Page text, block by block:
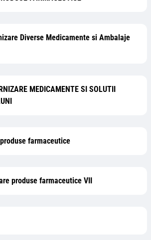
Diverse Medicamente si Ambalaje
MEDICAMENTE SI SOLUTII
farmaceutice
produse farmaceutice VII